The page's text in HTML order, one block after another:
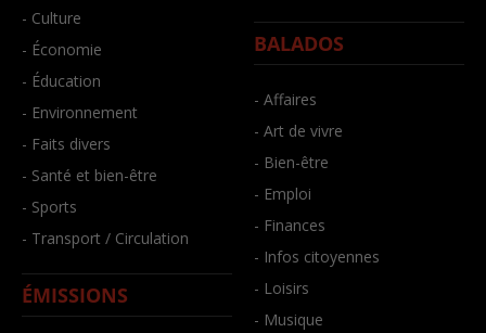
- Culture
- Économie
- Éducation
- Environnement
- Faits divers
- Santé et bien-être
- Sports
- Transport / Circulation
ÉMISSIONS
BALADOS
- Affaires
- Art de vivre
- Bien-être
- Emploi
- Finances
- Infos citoyennes
- Loisirs
- Musique